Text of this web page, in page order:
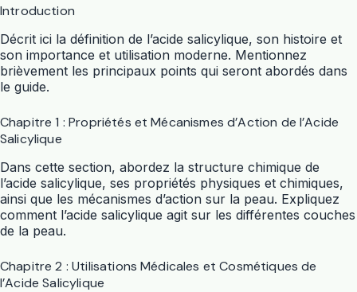
Introduction
Décrit ici la définition de l’acide salicylique, son histoire et
son importance et utilisation moderne. Mentionnez
brièvement les principaux points qui seront abordés dans
le guide.
Chapitre 1 : Propriétés et Mécanismes d’Action de l’Acide
Salicylique
Dans cette section, abordez la structure chimique de
l’acide salicylique, ses propriétés physiques et chimiques,
ainsi que les mécanismes d’action sur la peau. Expliquez
comment l’acide salicylique agit sur les différentes couches
de la peau.
Chapitre 2 : Utilisations Médicales et Cosmétiques de
l’Acide Salicylique